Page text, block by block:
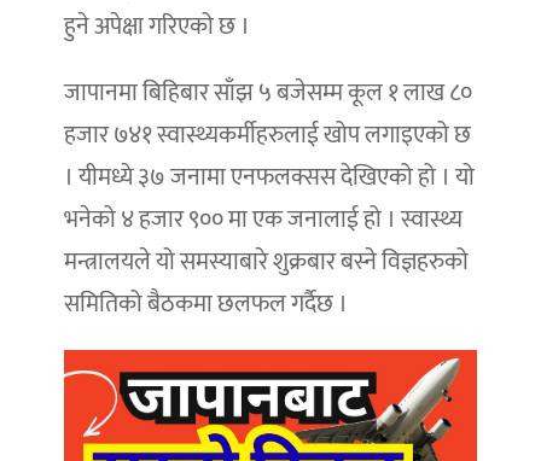
हुने अपेक्षा गरिएको छ ।
जापानमा बिहिबार साँझ ५ बजेसम्म कूल १ लाख ८०
हजार ७४१ स्वास्थ्यकर्मीहरुलाई खोप लगाइएको छ
। यीमध्ये ३७ जनामा एनफलक्सस देखिएको हो । यो
भनेको ४ हजार ९०० मा एक जनालाई हो । स्वास्थ्य
मन्त्रालयले यो समस्याबारे शुक्रबार बस्ने विज्ञहरुको
समितिको बैठकमा छलफल गर्दैछ ।